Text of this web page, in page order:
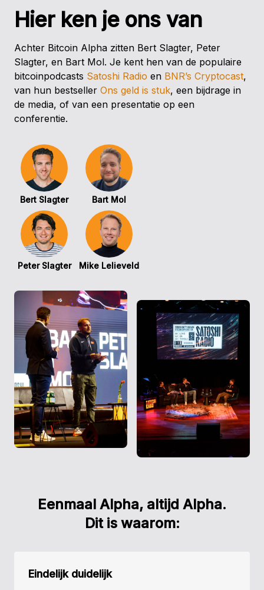
Hier ken je ons van
Achter Bitcoin Alpha zitten Bert Slagter, Peter
Slagter, en Bart Mol. Je kent hen van de populaire
bitcoinpodcasts Satoshi Radio en BNR’s Cryptocast,
van hun bestseller Ons geld is stuk, een bijdrage in
de media, of van een presentatie op een
conferentie.
Bert Slagter Bart Mol
Peter Slagter Mike Lelieveld
Eenmaal Alpha, altijd Alpha.
Dit is waarom:
Eindelijk duidelijk